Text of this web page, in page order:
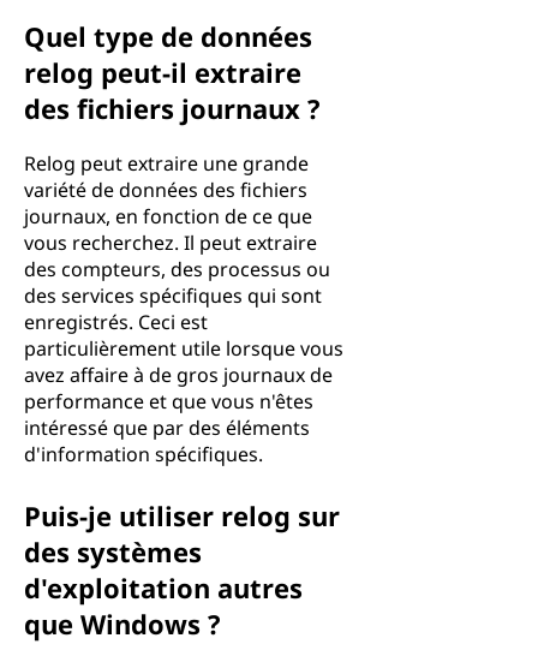
Quel type de données
relog peut-il extraire
des fichiers journaux ?
Relog peut extraire une grande
variété de données des fichiers
journaux, en fonction de ce que
vous recherchez. Il peut extraire
des compteurs, des processus ou
des services spécifiques qui sont
enregistrés. Ceci est
particulièrement utile lorsque vous
avez affaire à de gros journaux de
performance et que vous n'êtes
intéressé que par des éléments
d'information spécifiques.
Puis-je utiliser relog sur
des systèmes
d'exploitation autres
que Windows ?